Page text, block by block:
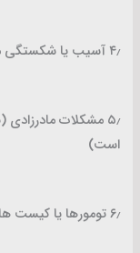
۴٫ آسیب یا شکستگی مهره ها
۵٫ مشکلات
است)
۶٫ تومورها یا کیست ها در کانال نخاعی (نادر)